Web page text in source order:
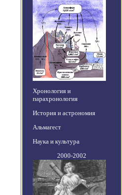
Хронология и
парахронология
История и астрономия
Альмагест
Наука и культура
2000-2002